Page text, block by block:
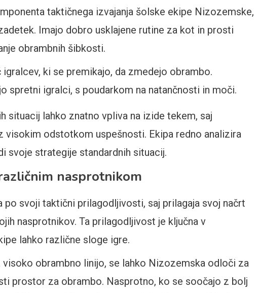
taktičnega izvajanja šolske ekipe Nizozemske,
Imajo dobro usklajene rutine za kot in prosti
obrambnih šibkosti.
ki se premikajo, da zmedejo obrambo.
spretni igralci, s poudarkom na natančnosti in moči.
situacij lahko znatno vpliva na izide tekem, saj
odstotkom uspešnosti. Ekipa redno analizira
svoje strategije standardnih situacij.
nasprotnikom
po svoji taktični prilagodljivosti, saj prilagaja svoj načrt
nasprotnikov. Ta prilagodljivost je ključna v
lahko različne sloge igre.
obrambno linijo, se lahko Nizozemska odloči za
prostor za obrambo. Nasprotno, ko se soočajo z bolj